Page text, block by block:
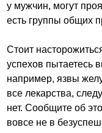
у мужчин, могут
есть группы общих
Стоит
успехов пытаетесь
например, язвы
все лекарства,
нет. Сообщите об
вовсе не в